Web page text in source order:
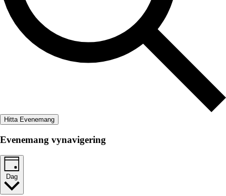
Hitta Evenemang
Evenemang vynavigering
Dag